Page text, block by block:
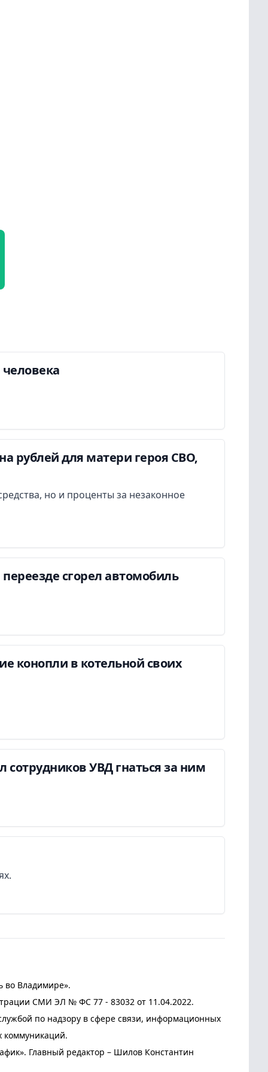
рублей для матери героя СВО,
но и проценты за незаконное
сгорел автомобиль
конопли в котельной своих
сотрудников УВД гнаться за ним
во Владимире».
СМИ ЭЛ № ФС 77 - 83032 от 11.04.2022.
по надзору в сфере связи, информационных
коммуникаций.
Главный редактор – Шилов Константин